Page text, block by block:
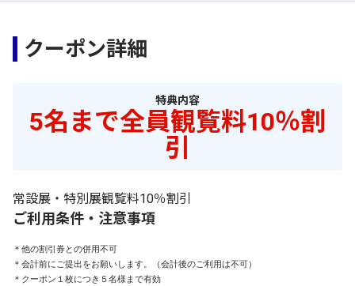
クーポン詳細
特典内容
5名まで全員観覧料10％割
引
常設展・特別展観覧料10％割引
ご利用条件・注意事項
＊他の割引券との併用不可
＊会計前にご提出をお願いします。（会計後のご利用は不可）
＊クーポン１枚につき５名様まで有効